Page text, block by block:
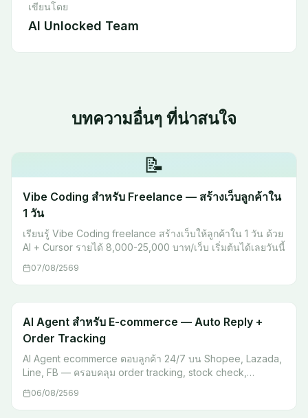
เขียนโดย
AI Unlocked Team
บทความอื่นๆ ที่น่าสนใจ
📝
Vibe Coding สำหรับ Freelance — สร้างเว็บลูกค้าใน
1 วัน
เรียนรู้ Vibe Coding freelance สร้างเว็บให้ลูกค้าใน 1 วัน ด้วย
AI + Cursor รายได้ 8,000-25,000 บาท/เว็บ เริ่มต้นได้เลยวันนี้
07/08/2569
AI Agent สำหรับ E-commerce — Auto Reply +
Order Tracking
AI Agent ecommerce ตอบลูกค้า 24/7 บน Shopee, Lazada,
Line, FB — ครอบคลุม order tracking, stock check,
06/08/2569